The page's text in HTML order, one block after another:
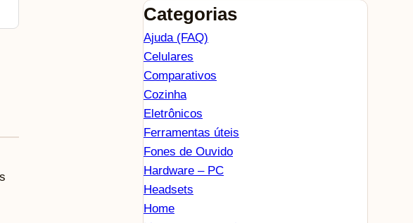
Categorias
Ajuda (FAQ)
Celulares
Comparativos
Cozinha
Eletrônicos
Ferramentas úteis
Fones de Ouvido
Hardware – PC
Headsets
Home